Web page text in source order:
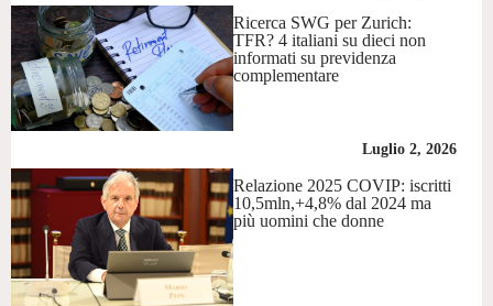
Ricerca SWG per Zurich:
TFR? 4 italiani su dieci non
informati su previdenza
complementare
Luglio 2, 2026
Relazione 2025 COVIP: iscritti
10,5mln,+4,8% dal 2024 ma
più uomini che donne